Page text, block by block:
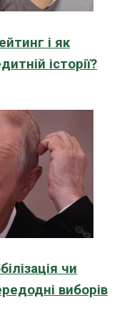
і як
історії?
чи
виборів